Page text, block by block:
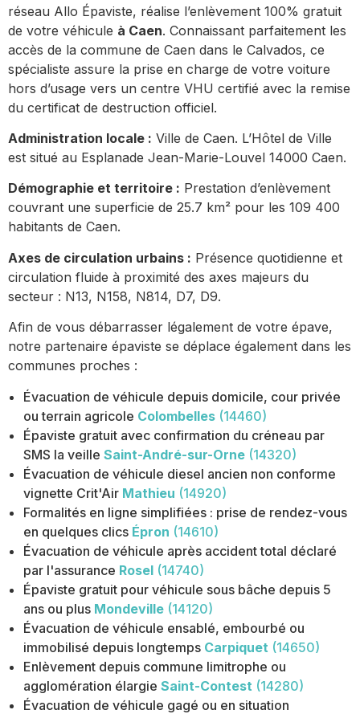
réseau Allo Épaviste, réalise l’enlèvement 100% gratuit
de votre véhicule à Caen. Connaissant parfaitement les
accès de la commune de Caen dans le Calvados, ce
spécialiste assure la prise en charge de votre voiture
hors d’usage vers un centre VHU certifié avec la remise
du certificat de destruction officiel.
Administration locale : Ville de Caen. L’Hôtel de Ville
est situé au Esplanade Jean-Marie-Louvel 14000 Caen.
Démographie et territoire : Prestation d’enlèvement
couvrant une superficie de 25.7 km² pour les 109 400
habitants de Caen.
Axes de circulation urbains : Présence quotidienne et
circulation fluide à proximité des axes majeurs du
secteur : N13, N158, N814, D7, D9.
Afin de vous débarrasser légalement de votre épave,
notre partenaire épaviste se déplace également dans les
communes proches :
Évacuation de véhicule depuis domicile, cour privée
ou terrain agricole Colombelles (14460)
Épaviste gratuit avec confirmation du créneau par
SMS la veille Saint-André-sur-Orne (14320)
Évacuation de véhicule diesel ancien non conforme
vignette Crit'Air Mathieu (14920)
Formalités en ligne simplifiées : prise de rendez-vous
en quelques clics Épron (14610)
Évacuation de véhicule après accident total déclaré
par l'assurance Rosel (14740)
Épaviste gratuit pour véhicule sous bâche depuis 5
ans ou plus Mondeville (14120)
Évacuation de véhicule ensablé, embourbé ou
immobilisé depuis longtemps Carpiquet (14650)
Enlèvement depuis commune limitrophe ou
agglomération élargie Saint-Contest (14280)
Évacuation de véhicule gagé ou en situation